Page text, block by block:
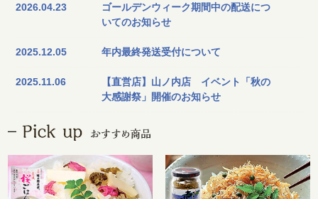
2026.04.23
ゴールデンウィーク期間中の配送につ
いてのお知らせ
2025.12.05 年内最終発送受付について
2025.11.06
【直営店】山ノ内店 イベント「秋の
大感謝祭」開催のお知らせ